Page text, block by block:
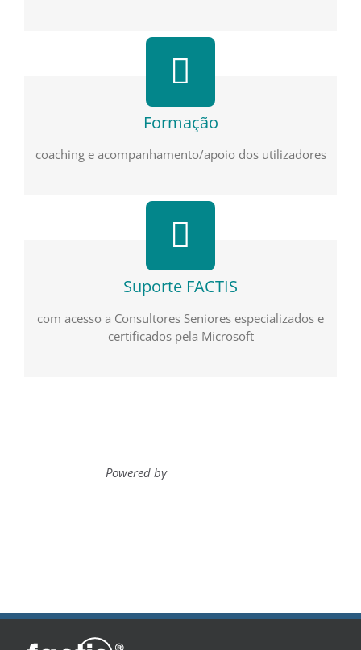
Formação
coaching e acompanhamento/apoio dos utilizadores
Suporte FACTIS
com acesso a Consultores Seniores especializados e
certificados pela Microsoft
Powered by